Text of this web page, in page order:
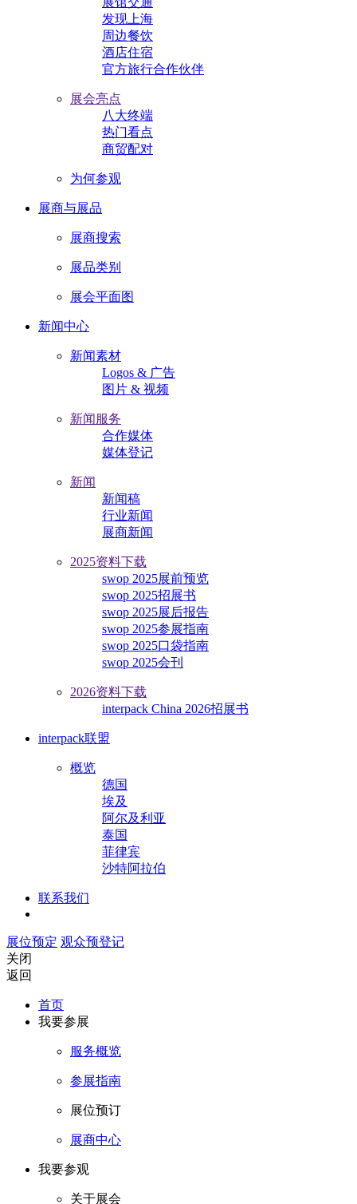
发现上海
周边餐饮
酒店住宿
官方旅行合作伙伴
展会亮点
八大终端
热门看点
商贸配对
为何参观
展商与展品
展商搜索
展品类别
展会平面图
新闻中心
新闻素材
Logos & 广告
图片 & 视频
新闻服务
合作媒体
媒体登记
新闻
新闻稿
行业新闻
展商新闻
2025资料下载
swop 2025展前预览
swop 2025招展书
swop 2025展后报告
swop 2025参展指南
swop 2025口袋指南
swop 2025会刊
2026资料下载
interpack China 2026招展书
interpack联盟
概览
德国
埃及
阿尔及利亚
泰国
菲律宾
沙特阿拉伯
联系我们
展位预定 观众预登记
关闭
返回
首页
我要参展
服务概览
参展指南
展位预订
展商中心
我要参观
关于展会